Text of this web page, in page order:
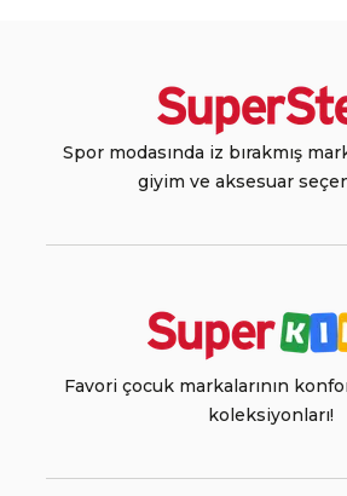
Spor modasında iz bırakmış
giyim ve aksesuar
Favori çocuk markalarının
koleksiyonları!